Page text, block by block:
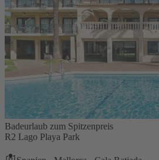
Badeurlaub zum Spitzenpreis
R2 Lago Playa Park